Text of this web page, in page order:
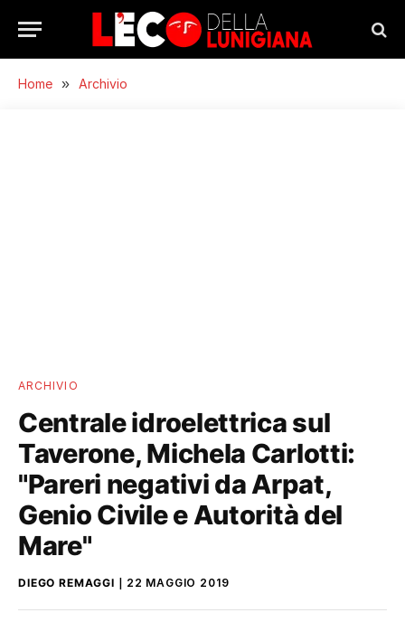
Home » Archivio
ARCHIVIO
Centrale idroelettrica sul
Taverone, Michela Carlotti:
"Pareri negativi da Arpat,
Genio Civile e Autorità del
Mare"
DIEGO REMAGGI 22 MAGGIO 2019